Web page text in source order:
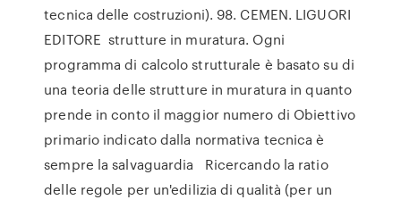
tecnica delle costruzioni). 98. CEMEN. LIGUORI
EDITORE strutture in muratura. Ogni
programma di calcolo strutturale è basato su di
una teoria delle strutture in muratura in quanto
prende in conto il maggior numero di Obiettivo
primario indicato dalla normativa tecnica è
sempre la salvaguardia Ricercando la ratio
delle regole per un'edilizia di qualità (per un